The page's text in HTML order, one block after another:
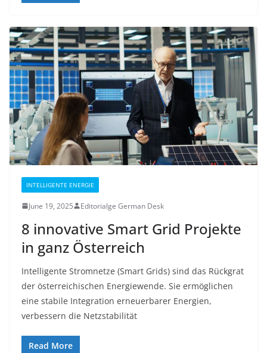
INTELLIGENTE ENERGIE
June 19, 2025 Editorialge German Desk
8 innovative Smart Grid Projekte
in ganz Österreich
Intelligente Stromnetze (Smart Grids) sind das Rückgrat
der österreichischen Energiewende. Sie ermöglichen
eine stabile Integration erneuerbarer Energien,
verbessern die Netzstabilität
Read More